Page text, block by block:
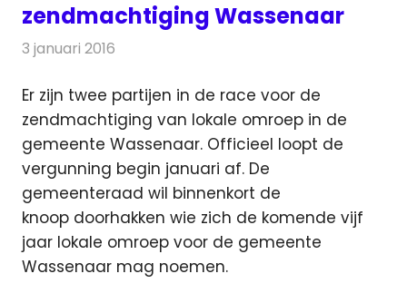
zendmachtiging Wassenaar
3 januari 2016
Er zijn twee partijen in de race voor de
zendmachtiging van lokale omroep in de
gemeente Wassenaar. Officieel loopt de
vergunning begin januari af. De
gemeenteraad wil binnenkort de
knoop doorhakken wie zich de komende vijf
jaar lokale omroep voor de gemeente
Wassenaar mag noemen.